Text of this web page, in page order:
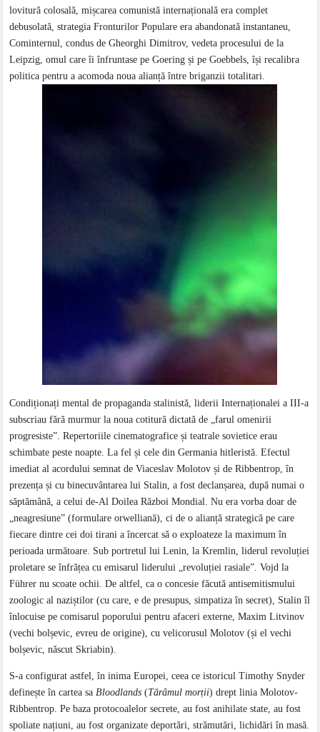
lovitură colosală, mișcarea comunistă internațională era complet
debusolată, strategia Fronturilor Populare era abandonată instantaneu,
Cominternul, condus de Gheorghi Dimitrov, vedeta procesului de la
Leipzig, omul care îi înfruntase pe Goering și pe Goebbels, își recalibra
politica pentru a acomoda noua alianță între briganzii totalitari.
Condiționați mental de propaganda stalinistă, liderii Internaționalei a III-a
subscriau fără murmur la noua cotitură dictată de „farul omenirii
progresiste”. Repertoriile cinematografice și teatrale sovietice erau
schimbate peste noapte. La fel și cele din Germania hitleristă. Efectul
imediat al acordului semnat de Viaceslav Molotov și de Ribbentrop, în
prezența și cu binecuvântarea lui Stalin, a fost declanșarea, după numai o
săptămână, a celui de-Al Doilea Război Mondial. Nu era vorba doar de
„neagresiune” (formulare orwelliană), ci de o alianță strategică pe care
fiecare dintre cei doi tirani a încercat să o exploateze la maximum în
perioada următoare. Sub portretul lui Lenin, la Kremlin, liderul revoluției
proletare se înfrățea cu emisarul liderului „revoluției rasiale”. Vojd la
Führer nu scoate ochii. De altfel, ca o concesie făcută antisemitismului
zoologic al naziștilor (cu care, e de presupus, simpatiza în secret), Stalin îl
înlocuise pe comisarul poporului pentru afaceri externe, Maxim Litvinov
(vechi bolșevic, evreu de origine), cu velicorusul Molotov (și el vechi
bolșevic, născut Skriabin).
S-a configurat astfel, în inima Europei, ceea ce istoricul Timothy Snyder
definește în cartea saBloodlands (Tărâmul morții) drept linia Molotov-
Ribbentrop. Pe baza protocoalelor secrete, au fost anihilate state, au fost
spoliate națiuni, au fost organizate deportări, strămutări, lichidări în masă.